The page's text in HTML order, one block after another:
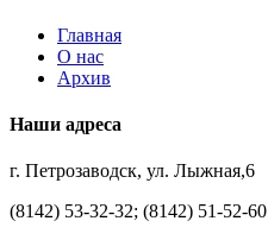
Главная
О нас
Архив
Наши адреса
г. Петрозаводск, ул. Лыжная,6
(8142) 53-32-32; (8142) 51-52-60